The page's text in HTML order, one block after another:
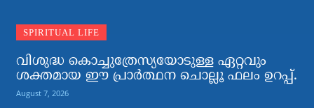
SPIRITUAL LIFE
വിശുദ്ധ കൊച്ചുത്രേസ്യയോടുള്ള ഏറ്റവും
ശക്തമായ ഈ പ്രാര്‍ത്ഥന ചൊല്ലൂ ഫലം ഉറപ്പ്.
August 7, 2026